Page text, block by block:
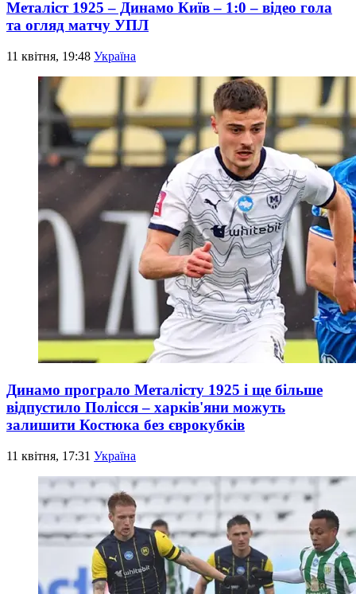
Металіст 1925 – Динамо Київ – 1:0 – відео гола
та огляд матчу УПЛ
11 квітня, 19:48 Україна
Динамо програло Металісту 1925 і ще більше
відпустило Полісся – харків'яни можуть
залишити Костюка без єврокубків
11 квітня, 17:31 Україна